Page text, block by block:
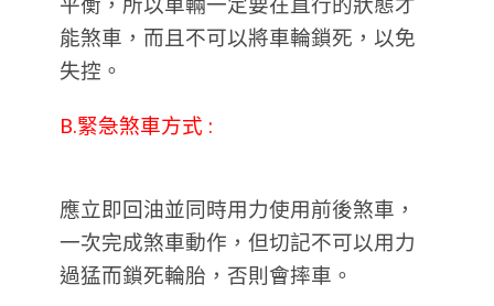
能煞車，而且不可以將車輪鎖死，以免
失控。
B.緊急煞車方式 :
應立即回油並同時用力使用前後煞車，
一次完成煞車動作，但切記不可以用力
過猛而鎖死輪胎，否則會摔車。